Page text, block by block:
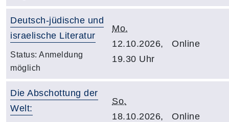
Deutsch-jüdische und
israelische Literatur
Status: Anmeldung
möglich
Mo.
12.10.2026,
19.30 Uhr
Online
Die Abschottung der
Welt:
So.
18.10.2026,
Online